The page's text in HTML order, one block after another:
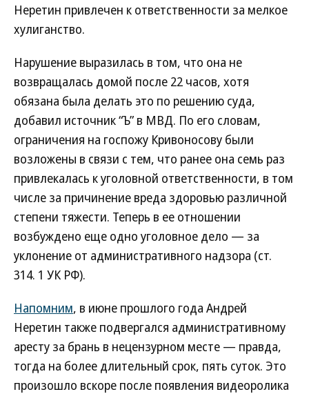
Неретин привлечен к ответственности за мелкое
хулиганство.
Нарушение выразилась в том, что она не
возвращалась домой после 22 часов, хотя
обязана была делать это по решению суда,
добавил источник “Ъ” в МВД. По его словам,
ограничения на госпожу Кривоносову были
возложены в связи с тем, что ранее она семь раз
привлекалась к уголовной ответственности, в том
числе за причинение вреда здоровью различной
степени тяжести. Теперь в ее отношении
возбуждено еще одно уголовное дело — за
уклонение от административного надзора (ст.
314. 1 УК РФ).
Напомним, в июне прошлого года Андрей
Неретин также подвергался административному
аресту за брань в нецензурном месте — правда,
тогда на более длительный срок, пять суток. Это
произошло вскоре после появления видеоролика